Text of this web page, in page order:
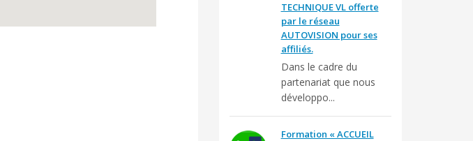
TECHNIQUE VL offerte
par le réseau
AUTOVISION pour ses
affiliés.
Dans le cadre du
partenariat que nous
développo...
Formation « ACCUEIL